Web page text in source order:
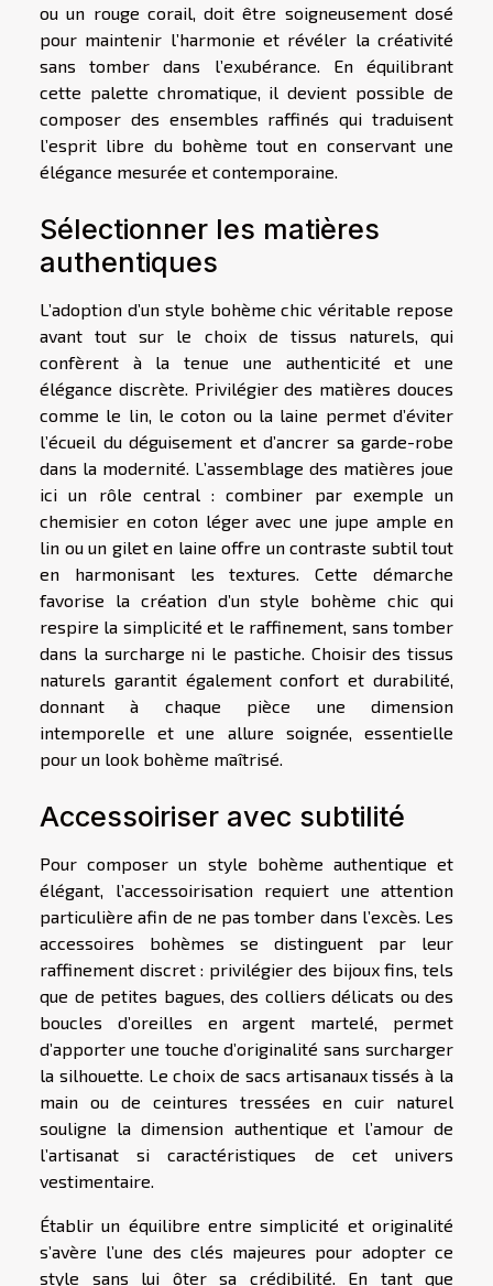
ou un rouge corail, doit être soigneusement dosé
pour maintenir l’harmonie et révéler la créativité
sans tomber dans l’exubérance. En équilibrant
cette palette chromatique, il devient possible de
composer des ensembles raffinés qui traduisent
l’esprit libre du bohème tout en conservant une
élégance mesurée et contemporaine.
Sélectionner les matières
authentiques
L’adoption d’un style bohème chic véritable repose
avant tout sur le choix de tissus naturels, qui
confèrent à la tenue une authenticité et une
élégance discrète. Privilégier des matières douces
comme le lin, le coton ou la laine permet d’éviter
l’écueil du déguisement et d’ancrer sa garde-robe
dans la modernité. L’assemblage des matières joue
ici un rôle central : combiner par exemple un
chemisier en coton léger avec une jupe ample en
lin ou un gilet en laine offre un contraste subtil tout
en harmonisant les textures. Cette démarche
favorise la création d’un style bohème chic qui
respire la simplicité et le raffinement, sans tomber
dans la surcharge ni le pastiche. Choisir des tissus
naturels garantit également confort et durabilité,
donnant à chaque pièce une dimension
intemporelle et une allure soignée, essentielle
pour un look bohème maîtrisé.
Accessoiriser avec subtilité
Pour composer un style bohème authentique et
élégant, l’accessoirisation requiert une attention
particulière afin de ne pas tomber dans l’excès. Les
accessoires bohèmes se distinguent par leur
raffinement discret : privilégier des bijoux fins, tels
que de petites bagues, des colliers délicats ou des
boucles d’oreilles en argent martelé, permet
d’apporter une touche d’originalité sans surcharger
la silhouette. Le choix de sacs artisanaux tissés à la
main ou de ceintures tressées en cuir naturel
souligne la dimension authentique et l’amour de
l’artisanat si caractéristiques de cet univers
vestimentaire.
Établir un équilibre entre simplicité et originalité
s’avère l’une des clés majeures pour adopter ce
style sans lui ôter sa crédibilité. En tant que